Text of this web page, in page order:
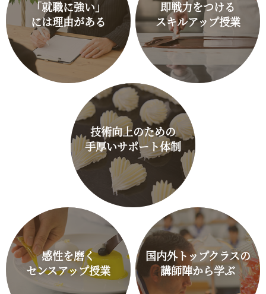
「就職に強い」
には理由がある
即戦力をつける
スキルアップ授業
技術向上のための
手厚いサポート体制
感性を磨く
センスアップ授業
国内外トップクラスの
講師陣から学ぶ